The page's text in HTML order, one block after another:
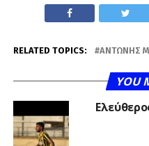
RELATED TOPICS: ΑΝΤΏΝΗΣ
YOU